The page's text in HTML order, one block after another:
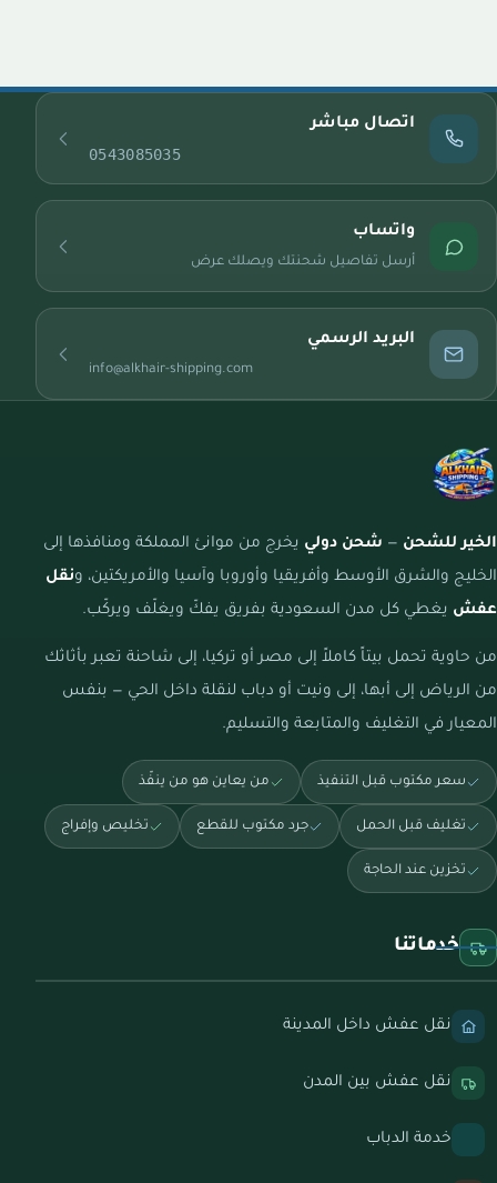
اتصال مباشر
0543085035
واتساب
أرسل تفاصيل شحنتك ويصلك عرض
البريد الرسمي
info@alkhair-shipping.com
الخير للشحن — شحن دولي يخرج من موانئ المملكة ومنافذها إلى
الخليج والشرق الأوسط وأفريقيا وأوروبا وآسيا والأمريكتين، ونقل
عفش يغطي كل مدن السعودية بفريق يفكّ ويغلّف ويركّب.
من حاوية تحمل بيتاً كاملاً إلى مصر أو تركيا، إلى شاحنة تعبر بأثاثك
من الرياض إلى أبها، إلى ونيت أو دباب لنقلة داخل الحي — بنفس
المعيار في التغليف والمتابعة والتسليم.
سعر مكتوب قبل التنفيذ من يعاين هو من ينفّذ
تغليف قبل الحمل جرد مكتوب للقطع تخليص وإفراج
تخزين عند الحاجة
خدماتنا
نقل عفش داخل المدينة
نقل عفش بين المدن
خدمة الدباب